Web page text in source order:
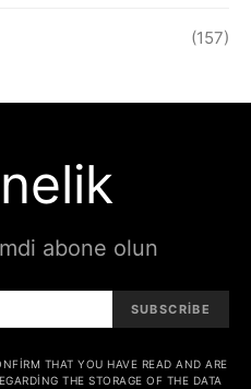
(157)
abone olun
SUBSCRIBE
THAT YOU HAVE READ AND ARE
THE STORAGE OF THE DATA